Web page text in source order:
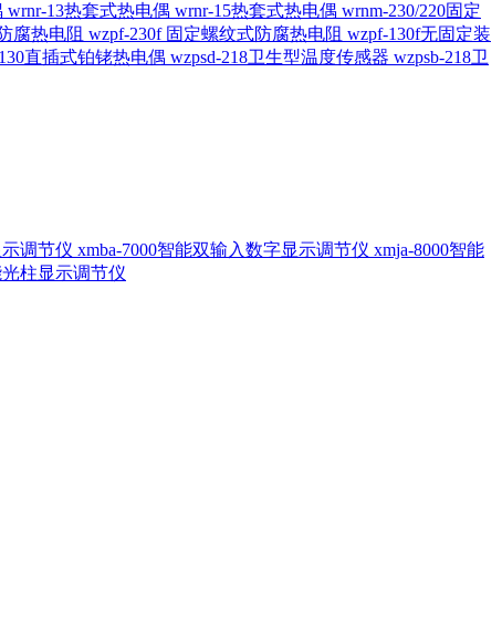
wrnr-13热套式热电偶 wrnr-15热套式热电偶 wrnm-230/220固定
腐热电阻 wzpf-230f 固定螺纹式防腐热电阻 wzpf-130f无固定装
直插式铂铑热电偶 wzpsd-218卫生型温度传感器 wzpsb-218卫
调节仪 xmba-7000智能双输入数字显示调节仪 xmja-8000智能
光柱显示调节仪